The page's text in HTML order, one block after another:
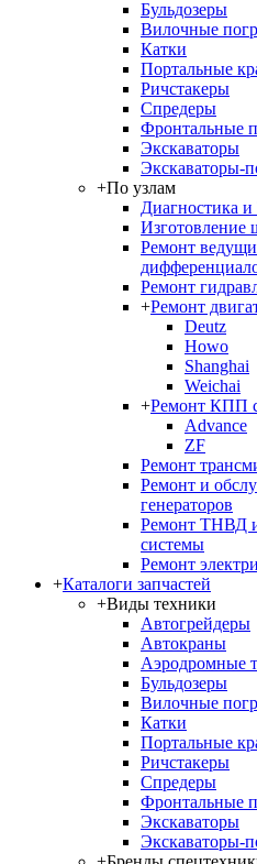
Бульдозеры
Вилочные
Катки
Портальные
Ричстакеры
Спредеры
Фронтальные
Экскаваторы
Экскаваторы-
+По узлам
Диагностика
Изготовление
Ремонт
Ремонт
+Ремонт
Deutz
Howo
Shanghai
Weichai
+Ремонт КПП
Advance
ZF
Ремонт
Ремонт и
генераторов
Ремонт ТНВД
системы
Ремонт
+Каталоги запчастей
+Виды техники
Автогрейдеры
Автокраны
Аэродромные
Бульдозеры
Вилочные
Катки
Портальные
Ричстакеры
Спредеры
Фронтальные
Экскаваторы
Экскаваторы-